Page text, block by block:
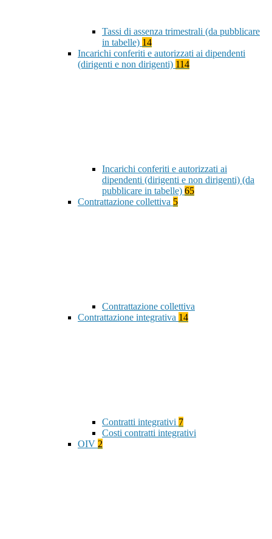
Tassi di assenza trimestrali (da pubblicare
in tabelle) 14
Incarichi conferiti e autorizzati ai dipendenti
(dirigenti e non dirigenti) 114
Incarichi conferiti e autorizzati ai
dipendenti (dirigenti e non dirigenti) (da
pubblicare in tabelle) 65
Contrattazione collettiva 5
Contrattazione collettiva
Contrattazione integrativa 14
Contratti integrativi 7
Costi contratti integrativi
OIV 2